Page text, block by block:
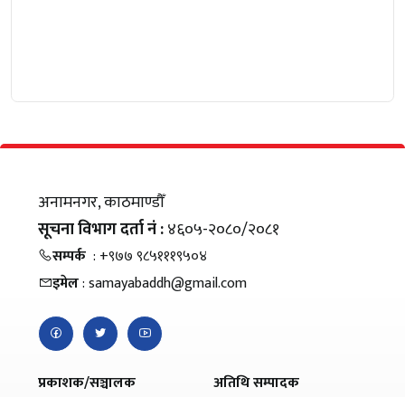
अनामनगर, काठमाण्डौँ
सूचना विभाग दर्ता नं :४६०५-२०८०/२०८१
सम्पर्क : +९७७ ९८५१११९५०४
इमेल: samayabaddh@gmail.com
प्रकाशक/सञ्चालक
अतिथि सम्पादक